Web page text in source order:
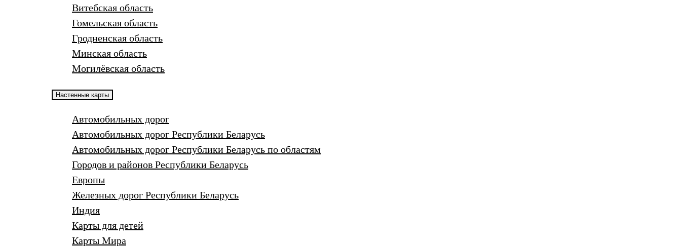
Витебская область
Гомельская область
Гродненская область
Минская область
Могилёвская область
Настенные карты
Автомобильных дорог
Автомобильных дорог Республики Беларусь
Автомобильных дорог Республики Беларусь по областям
Городов и районов Республики Беларусь
Европы
Железных дорог Республики Беларусь
Индия
Карты для детей
Карты Мира